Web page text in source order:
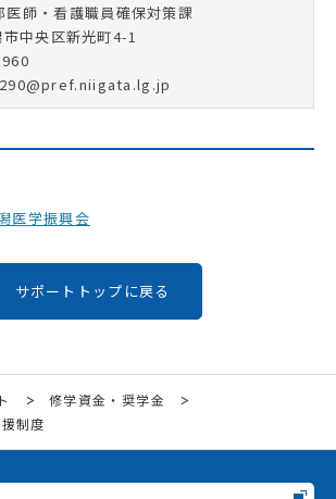
医師・看護職員確保対策課
中央区新光町4-1
医学振興会
サポートトップに戻る
修学資金・奨学金
制度